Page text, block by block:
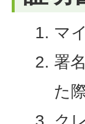
マ
署
た